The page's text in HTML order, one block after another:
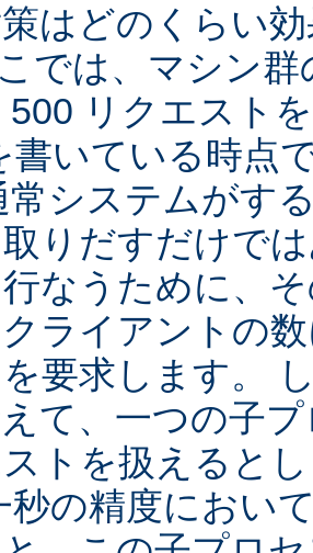
はどのくらい
では、マシン
500 リクエスト
書いている時点
常システムがす
りだすだけで
なうために、
ライアントの
要求します。
て、一つの子
ストを扱えると
秒の精度におい